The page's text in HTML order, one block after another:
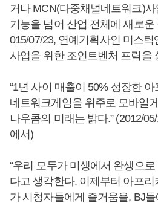
거나 MCN(다중채널네트워크)
기능을 넘어 산업 전체에 새로운
015/07/23, 연예기획사인 미스
사업을 위한 조인트벤처 프릭을
“1년 사이 매출이 50% 성장한
네트워크게임을 위주로 모바일
나우콤의 미래는 밝다.” (2012/
에서)
“우리 모두가 미생에서 완생으
다고 생각한다. 이제부터 아프
가 시청자들에게 즐거움을, BJ